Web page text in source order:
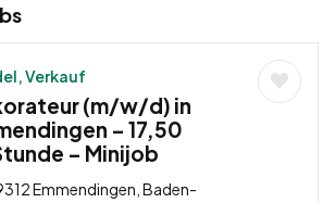
Verkauf
(m/w/d) in
– 17,50
– Minijob
Emmendingen, Baden-